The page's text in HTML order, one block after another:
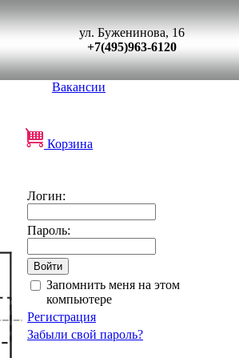
ул. Буженинова, 16
+7(495)963-6120
Вакансии
Корзина
Логин:
Пароль:
Запомнить меня на этом
компьютере
Регистрация
Забыли свой пароль?